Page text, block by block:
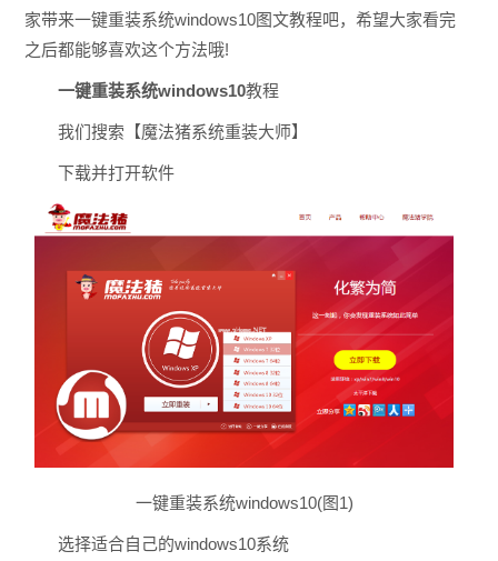
家带来一键重装系统windows10图文教程吧，希望大家看完
之后都能够喜欢这个方法哦!
一键重装系统windows10教程
我们搜索【魔法猪系统重装大师】
下载并打开软件
一键重装系统windows10(图1)
选择适合自己的windows10系统